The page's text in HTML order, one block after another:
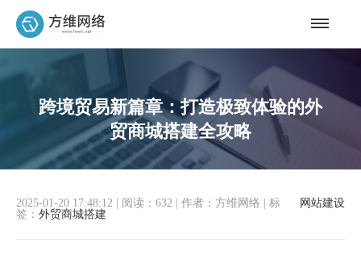
跨境贸易新篇章：打造极致体验的外
贸商城搭建全攻略
网站建设
2025-01-20 17:48:12 阅读：632 作者：方维网络
标
签： 外贸商城搭建